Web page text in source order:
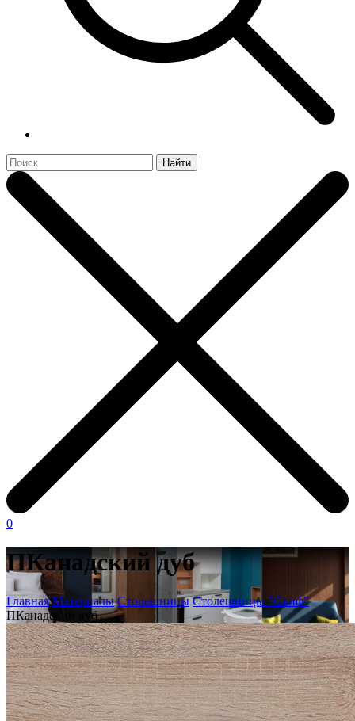
Найти
0
ПКанадский дуб
Главная Материалы Столешницы Столешницы "Скиф"
ПКанадский дуб